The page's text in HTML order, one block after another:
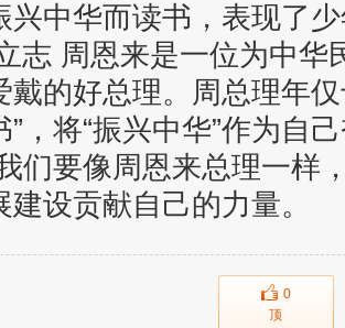
兴中华而读书，表现了
志 周恩来是一位为中华
戴的好总理。周总理年
，将“振兴中华”作为自
们要像周恩来总理一样
建设贡献自己的力量。
0
顶